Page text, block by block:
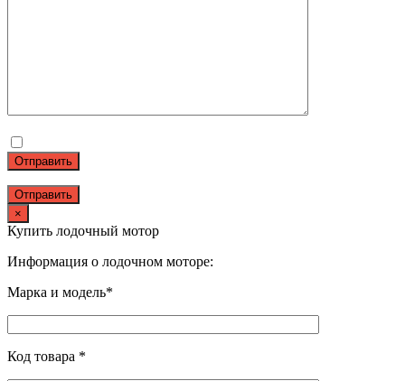
Отправить
×
Купить лодочный мотор
Информация о лодочном моторе:
Марка и модель*
Код товара *